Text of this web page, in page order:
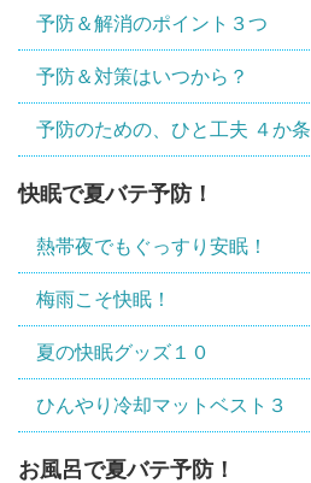
予防＆解消のポイント３つ
予防＆対策はいつから？
予防のための、ひと工夫 ４か条
快眠で夏バテ予防！
熱帯夜でもぐっすり安眠！
梅雨こそ快眠！
夏の快眠グッズ１０
ひんやり冷却マットベスト３
お風呂で夏バテ予防！